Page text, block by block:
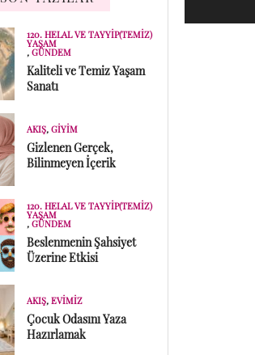
120. HELAL VE TAYYIP(TEMIZ)
YAŞAM
, GÜNDEM
Kaliteli ve Temiz Yaşam
Sanatı
AKIŞ, GIYIM
Gizlenen Gerçek,
Bilinmeyen İçerik
120. HELAL VE TAYYIP(TEMIZ)
YAŞAM
, GÜNDEM
Beslenmenin Şahsiyet
Üzerine Etkisi
AKIŞ, EVIMIZ
Çocuk Odasını Yaza
Hazırlamak